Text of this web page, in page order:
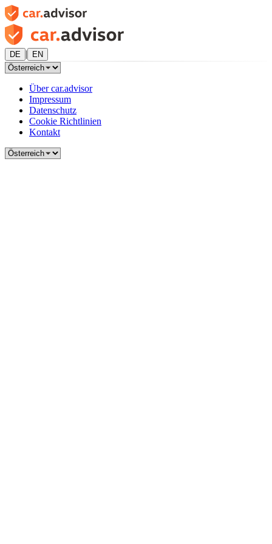
DE | EN
Über car.advisor
Impressum
Datenschutz
Cookie Richtlinien
Kontakt